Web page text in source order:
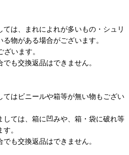
は、まれによれが多いもの・シュリ
物がある場合がございます。
います。
も交換返品はできません。
はビニールや箱等が無い物もござい
ては、箱に凹みや、箱・袋に破れ等
。
も交換返品はできません。